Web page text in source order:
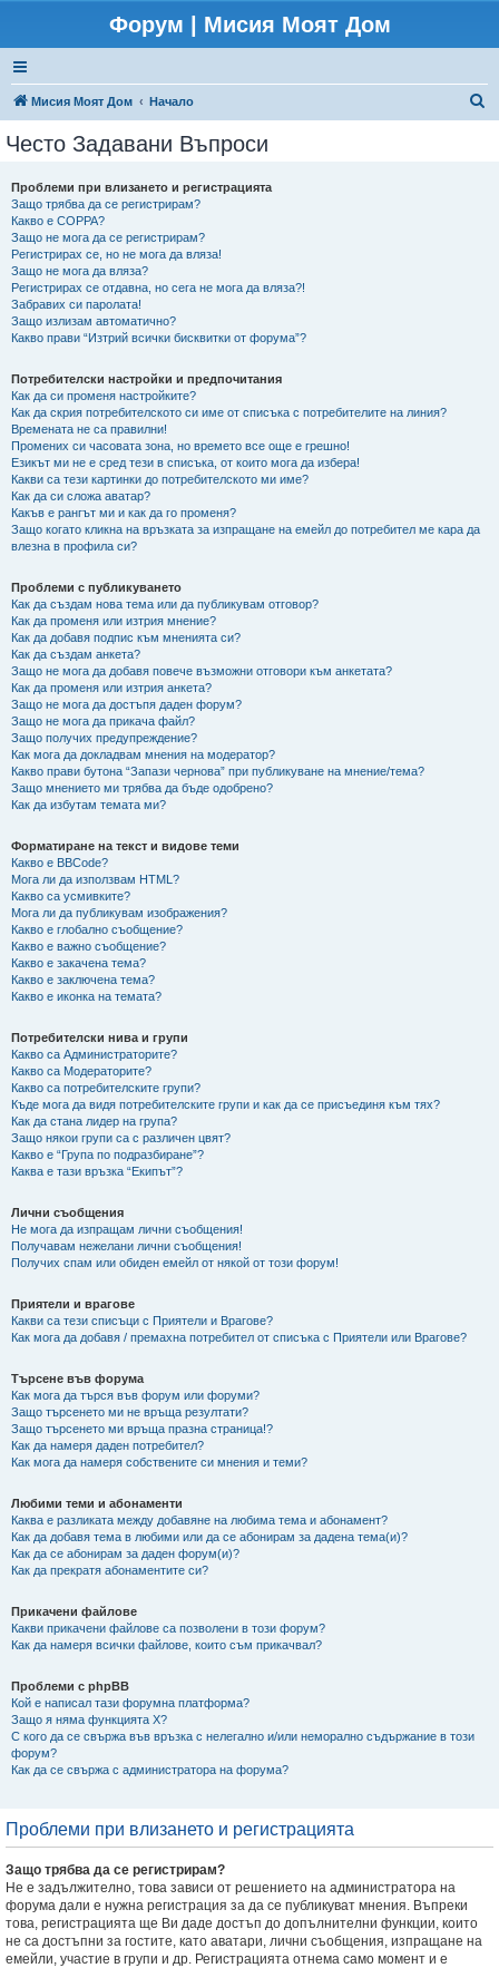
Форум | Мисия Моят Дом
Мисия Моят Дом Начало
Често Задавани Въпроси
Проблеми при влизането и регистрацията
Защо трябва да се регистрирам?
Какво е COPPA?
Защо не мога да се регистрирам?
Регистрирах се, но не мога да вляза!
Защо не мога да вляза?
Регистрирах се отдавна, но сега не мога да вляза?!
Забравих си паролата!
Защо излизам автоматично?
Какво прави “Изтрий всички бисквитки от форума”?
Потребителски настройки и предпочитания
Как да си променя настройките?
Как да скрия потребителското си име от списъка с потребителите на линия?
Времената не са правилни!
Промених си часовата зона, но времето все още е грешно!
Езикът ми не е сред тези в списъка, от които мога да избера!
Какви са тези картинки до потребителското ми име?
Как да си сложа аватар?
Какъв е рангът ми и как да го променя?
Защо когато кликна на връзката за изпращане на емейл до потребител ме кара да
влезна в профила си?
Проблеми с публикуването
Как да създам нова тема или да публикувам отговор?
Как да променя или изтрия мнение?
Как да добавя подпис към мненията си?
Как да създам анкета?
Защо не мога да добавя повече възможни отговори към анкетата?
Как да променя или изтрия анкета?
Защо не мога да достъпя даден форум?
Защо не мога да прикача файл?
Защо получих предупреждение?
Как мога да докладвам мнения на модератор?
Какво прави бутона “Запази чернова” при публикуване на мнение/тема?
Защо мнението ми трябва да бъде одобрено?
Как да избутам темата ми?
Форматиране на текст и видове теми
Какво е BBCode?
Мога ли да използвам HTML?
Какво са усмивките?
Мога ли да публикувам изображения?
Какво е глобално съобщение?
Какво е важно съобщение?
Какво е закачена тема?
Какво е заключена тема?
Какво е иконка на темата?
Потребителски нива и групи
Какво са Администраторите?
Какво са Модераторите?
Какво са потребителските групи?
Къде мога да видя потребителските групи и как да се присъединя към тях?
Как да стана лидер на група?
Защо някои групи са с различен цвят?
Какво е “Група по подразбиране”?
Каква е тази връзка “Екипът”?
Лични съобщения
Не мога да изпращам лични съобщения!
Получавам нежелани лични съобщения!
Получих спам или обиден емейл от някой от този форум!
Приятели и врагове
Какви са тези списъци с Приятели и Врагове?
Как мога да добавя / премахна потребител от списъка с Приятели или Врагове?
Търсене във форума
Как мога да търся във форум или форуми?
Защо търсенето ми не връща резултати?
Защо търсенето ми връща празна страница!?
Как да намеря даден потребител?
Как мога да намеря собствените си мнения и теми?
Любими теми и абонаменти
Каква е разликата между добавяне на любима тема и абонамент?
Как да добавя тема в любими или да се абонирам за дадена тема(и)?
Как да се абонирам за даден форум(и)?
Как да прекратя абонаментите си?
Прикачени файлове
Какви прикачени файлове са позволени в този форум?
Как да намеря всички файлове, които съм прикачвал?
Проблеми с phpBB
Кой е написал тази форумна платформа?
Защо я няма функцията X?
С кого да се свържа във връзка с нелегално и/или неморално съдържание в този
форум?
Как да се свържа с администратора на форума?
Проблеми при влизането и регистрацията
Защо трябва да се регистрирам?
Не е задължително, това зависи от решението на администратора на
форума дали е нужна регистрация за да се публикуват мнения. Въпреки
това, регистрацията ще Ви даде достъп до допълнителни функции, които
не са достъпни за гостите, като аватари, лични съобщения, изпращане на
емейли, участие в групи и др. Регистрацията отнема само момент и е